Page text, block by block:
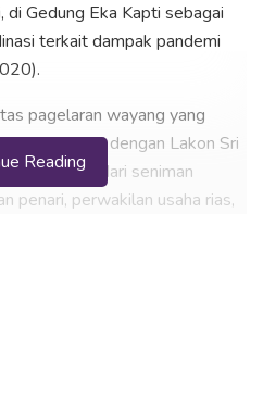
Gedung Eka Kapti sebagai
terkait dampak pandemi
pagelaran wayang yang
Klentheng dengan Lakon Sri
perwakilan dari seniman
penari, perwakilan usaha rias,
Reading